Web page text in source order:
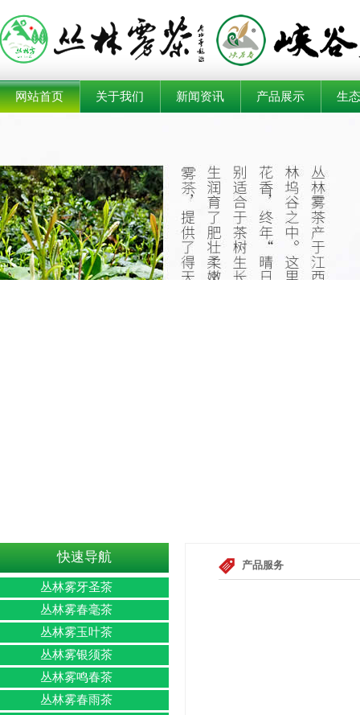
网站首页 关于我们 新闻资讯 产品展示 生
快速导航
丛林雾牙圣茶
丛林雾春毫茶
丛林雾玉叶茶
丛林雾银须茶
丛林雾鸣春茶
丛林雾春雨茶
产品服务